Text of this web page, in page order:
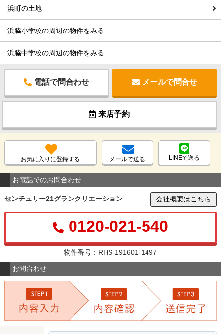
浜町の土地
浜脇小学校の周辺の物件をみる
浜脇中学校の周辺の物件をみる
電話で問合わせ メールで問合せ
来店予約
お気に入りに登録する メールで送る LINEで送る
お電話でのお問合わせ
センチュリー21グランクリエーション 会社概要はこちら
0120-021-540
物件番号：RHS-191601-1497
お問合わせ